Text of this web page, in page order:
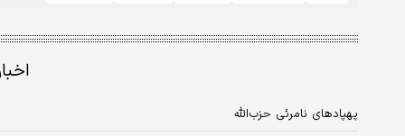
پهپادهای نامرئی حزب‌الله